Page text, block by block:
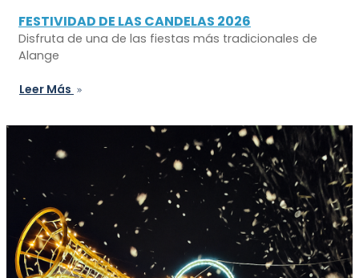
FESTIVIDAD DE LAS CANDELAS 2026
Disfruta de una de las fiestas más tradicionales de
Alange
Leer Más